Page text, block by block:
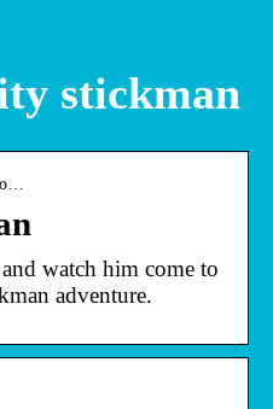
stickman
watch him come to
adventure.